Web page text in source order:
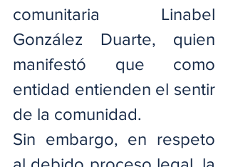
comunitaria Linabel
González Duarte, quien
manifestó que como
entidad entienden el sentir
de la comunidad.
Sin embargo, en respeto